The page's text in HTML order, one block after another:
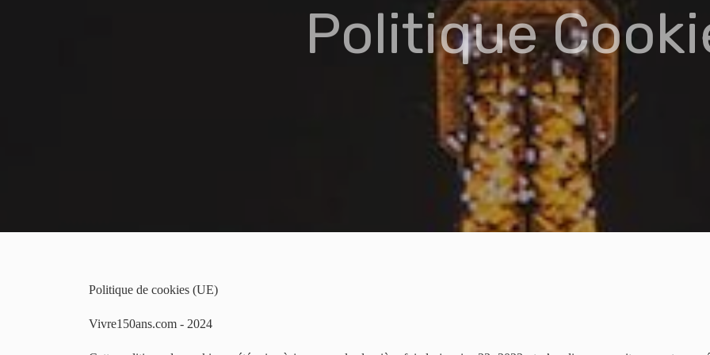
Politique
Politique de cookies (UE)
Vivre150ans.com - 2024